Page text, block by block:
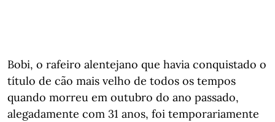
Bobi, o rafeiro alentejano que havia conquistado o
título de cão mais velho de todos os tempos
quando morreu em outubro do ano passado,
alegadamente com 31 anos, foi temporariamente